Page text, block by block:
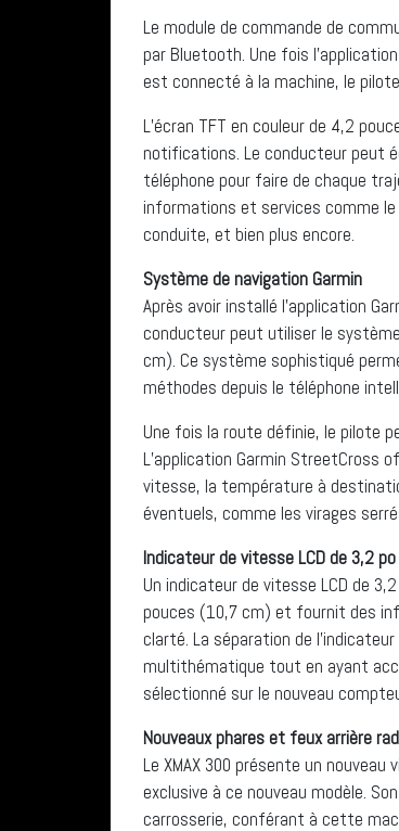
Le module de commande de
par Bluetooth. Une fois
est connecté à la machine, le
L’écran TFT en couleur de 4,2
notifications. Le conducteur peut
téléphone pour faire de chaque
informations et services comme
conduite, et bien plus encore.
Système de navigation Garmin
Après avoir installé l’application
conducteur peut utiliser le
cm). Ce système sophistiqué
méthodes depuis le téléphone
Une fois la route définie, le pilote
L’application Garmin
vitesse, la température à
éventuels, comme les virages
Indicateur de vitesse LCD de 3,2
Un indicateur de vitesse LCD de
pouces (10,7 cm) et fournit des
clarté. La séparation de
multithématique tout en ayant
sélectionné sur le nouveau
Nouveaux phares et feux arrière
Le XMAX 300 présente un
exclusive à ce nouveau modèle.
carrosserie, conférant à cette